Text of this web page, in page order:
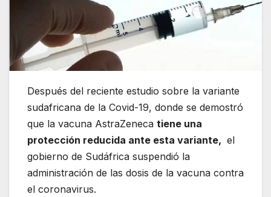
Después del reciente estudio sobre la variante
sudafricana de la Covid-19, donde se demostró
que la vacuna AstraZeneca tiene una
protección reducida ante esta variante, el
gobierno de Sudáfrica suspendió la
administración de las dosis de la vacuna contra
el coronavirus.